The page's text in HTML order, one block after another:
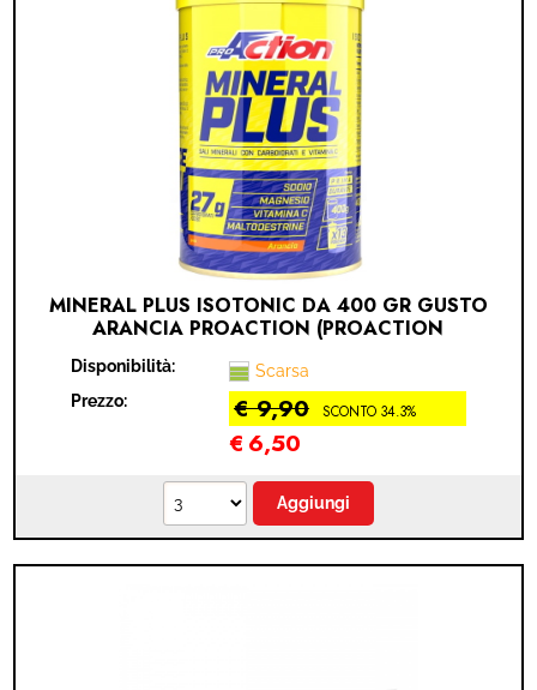
MINERAL PLUS ISOTONIC DA 400 GR GUSTO
ARANCIA PROACTION (PROACTION
Disponibilità:
Scarsa
Prezzo:
€ 9,90 SCONTO 34.3%
€ 6,50